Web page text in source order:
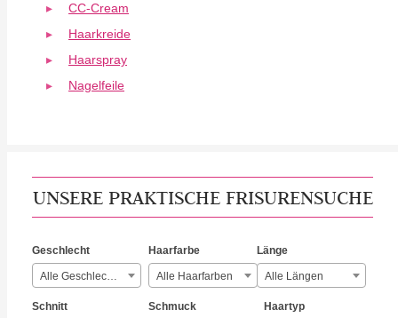
CC-Cream
Haarkreide
Haarspray
Nagelfeile
UNSERE PRAKTISCHE FRISURENSUCHE
Geschlecht
Alle Geschlechter
Haarfarbe
Alle Haarfarben
Länge
Alle Längen
Schnitt Schmuck Haartyp